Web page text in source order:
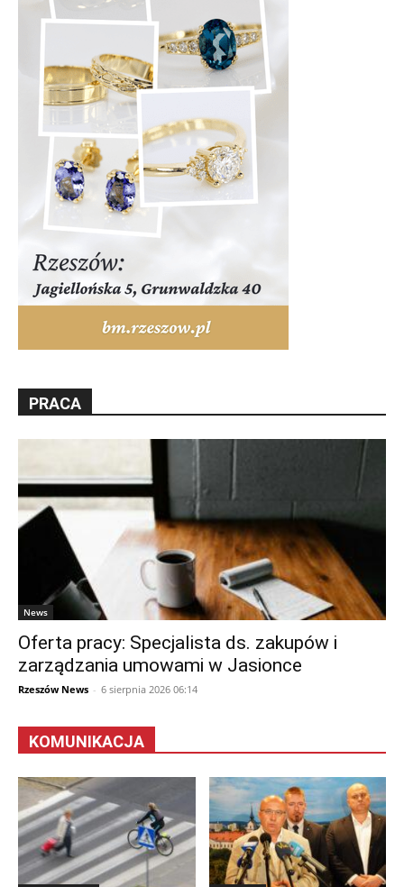
PRACA
News
Oferta pracy: Specjalista ds. zakupów i
zarządzania umowami w Jasionce
Rzeszów News - 6 sierpnia 2026 06:14
KOMUNIKACJA